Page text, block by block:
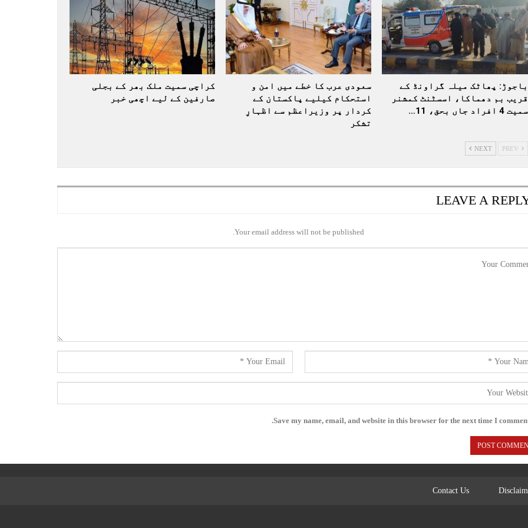
باجوڑ: پھاٹک میلہ گراونڈ کے
قریب بم دھماکا، اسسٹنٹ کمشنر
سمیت 4 افراد جاں بحق، 11…
سعودی عرب کا خطے میں امن و
استحکام کیلیے پاکستان کے
کردار پر وزیراعظم سے اظہارِ
تشکر
کراچی سمیت ملک بھر کے بجلی
صارفین کے لیے اچھی خبر
NEXT
LEAVE A
Your email address will not be published.
Save my name, email, and website in this browser for the next time I
Contact Us